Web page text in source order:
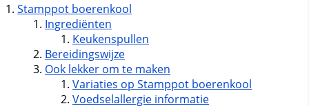
Stamppot boerenkool
Ingrediënten
Keukenspullen
Bereidingswijze
Ook lekker om te maken
Variaties op Stamppot boerenkool
Voedselallergie informatie